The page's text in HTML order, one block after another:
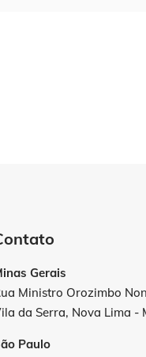
Gerais
Ministro Orozimbo
da Serra, Nova Lima -
Paulo